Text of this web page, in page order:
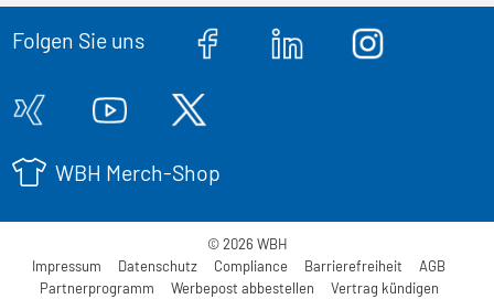
Folgen Sie uns
WBH Merch-Shop
© 2026 WBH
Impressum
Datenschutz Compliance Barrierefreiheit
AGB
Partnerprogramm
Werbepost abbestellen Vertrag kündigen